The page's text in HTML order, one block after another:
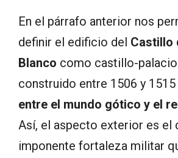
En el párrafo anterior nos
definir el edificio del Castillo
Blanco como castillo-
construido entre 1506 y
entre el mundo gótico y el
Así, el aspecto exterior es el
imponente fortaleza militar